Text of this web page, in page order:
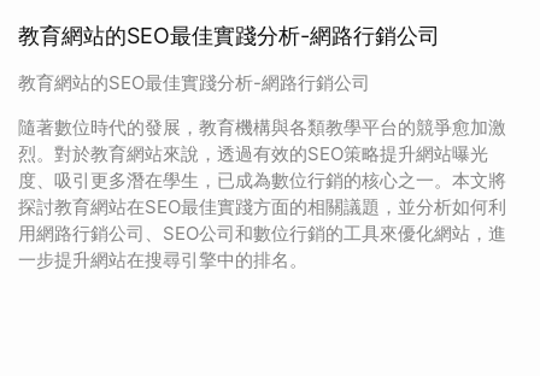
教育網站的SEO最佳實踐分析-網路行銷公司
教育網站的SEO最佳實踐分析-網路行銷公司
隨著數位時代的發展，教育機構與各類教學平台的競爭愈加激
烈。對於教育網站來說，透過有效的SEO策略提升網站曝光
度、吸引更多潛在學生，已成為數位行銷的核心之一。本文將
探討教育網站在SEO最佳實踐方面的相關議題，並分析如何利
用網路行銷公司、SEO公司和數位行銷的工具來優化網站，進
一步提升網站在搜尋引擎中的排名。